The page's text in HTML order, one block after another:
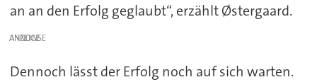
an an den Erfolg geglaubt“, erzählt Østergaard.
ANZEIGE
Dennoch lässt der Erfolg noch auf sich warten.